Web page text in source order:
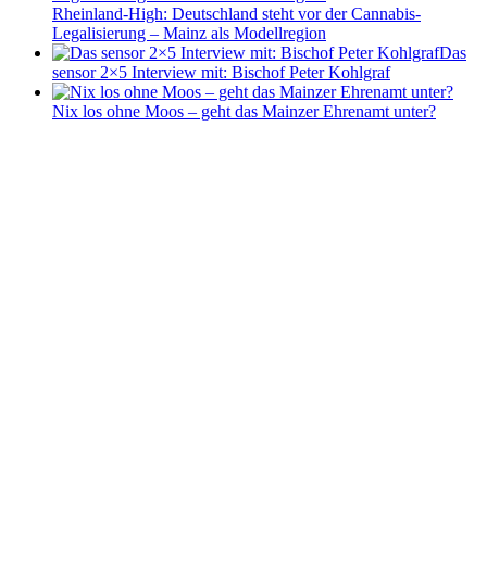
Rheinland-High: Deutschland steht vor der Cannabis-
Legalisierung – Mainz als Modellregion
Das
sensor 2×5 Interview mit: Bischof Peter Kohlgraf
Nix los ohne Moos – geht das Mainzer Ehrenamt unter?